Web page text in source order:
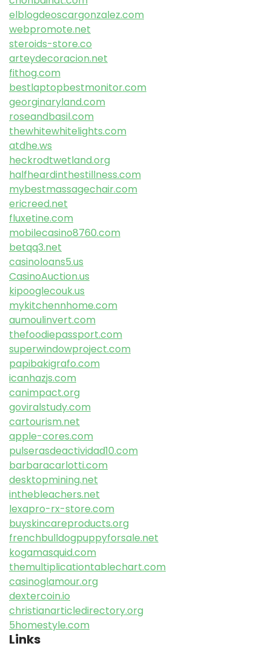
elblogdeoscargonzalez.com
webpromote.net
steroids-store.co
arteydecoracion.net
fithog.com
bestlaptopbestmonitor.com
georginaryland.com
roseandbasil.com
thewhitewhitelights.com
atdhe.ws
heckrodtwetland.org
halfheardinthestillness.com
mybestmassagechair.com
ericreed.net
fluxetine.com
mobilecasino8760.com
betqq3.net
casinoloans5.us
CasinoAuction.us
kipooglecouk.us
mykitchennhome.com
aumoulinvert.com
thefoodiepassport.com
superwindowproject.com
papibakigrafo.com
icanhazjs.com
canimpact.org
goviralstudy.com
cartourism.net
apple-cores.com
pulserasdeactividad10.com
barbaracarlotti.com
desktopmining.net
inthebleachers.net
lexapro-rx-store.com
buyskincareproducts.org
frenchbulldogpuppyforsale.net
kogamasquid.com
themultiplicationtablechart.com
casinoglamour.org
dextercoin.io
christianarticledirectory.org
5homestyle.com
Links